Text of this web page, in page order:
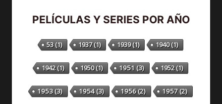
PELÍCULAS Y SERIES POR AÑO
53(1) 1937(1) 1939(1) 1940(1)
1942(1) 1950(1) 1951 (3) 1952(1)
1953(3) 1954(3) 1956(2) 1957(2)